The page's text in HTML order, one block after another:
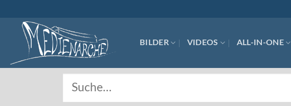
content
BILDER VIDEOS ALL-IN-ONE